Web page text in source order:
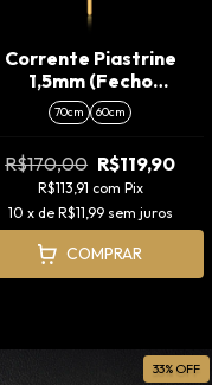
Corrente Piastrine
1,5mm (Fecho
+ Pingente
Agulha (P)
70cm 60cm
R$170,00 R$119,90
R$113,91 com Pix
10 x de R$11,99 sem juros
COMPRAR
33% OFF